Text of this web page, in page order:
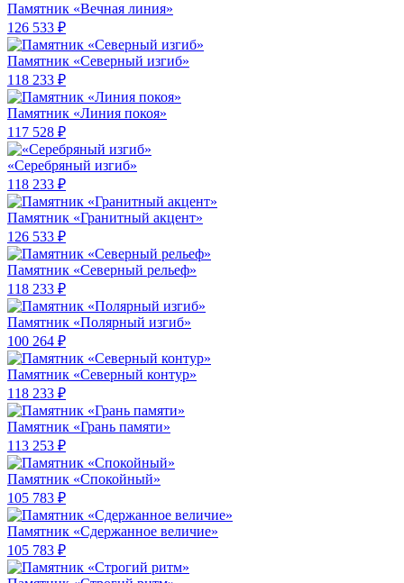
Памятник «Вечная линия»
126 533 ₽
Памятник «Северный изгиб»
118 233 ₽
Памятник «Линия покоя»
117 528 ₽
«Серебряный изгиб»
118 233 ₽
Памятник «Гранитный акцент»
126 533 ₽
Памятник «Северный рельеф»
118 233 ₽
Памятник «Полярный изгиб»
100 264 ₽
Памятник «Северный контур»
118 233 ₽
Памятник «Грань памяти»
113 253 ₽
Памятник «Спокойный»
105 783 ₽
Памятник «Сдержанное величие»
105 783 ₽